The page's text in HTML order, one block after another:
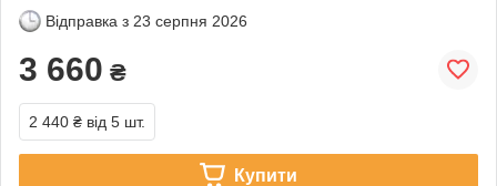
Відправка з 23 серпня 2026
3 660 ₴
2 440 ₴ від 5 шт.
Купити